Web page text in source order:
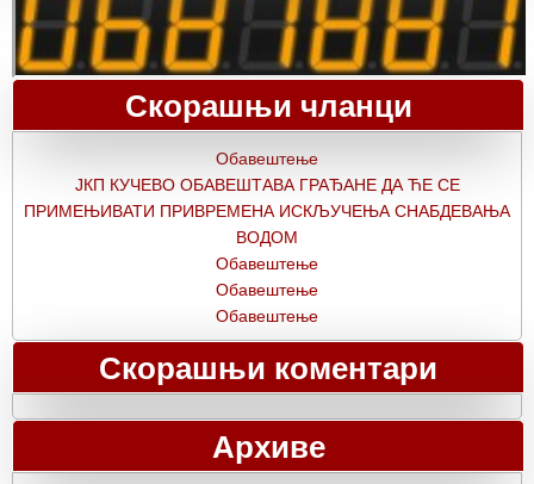
Скорашњи чланци
Обавештење
ЈКП КУЧЕВО ОБАВЕШТАВА ГРАЂАНЕ ДА ЋЕ СЕ
ПРИМЕЊИВАТИ ПРИВРЕМЕНА ИСКЉУЧЕЊА СНАБДЕВАЊА
ВОДОМ
Обавештење
Обавештење
Обавештење
Скорашњи коментари
Архиве